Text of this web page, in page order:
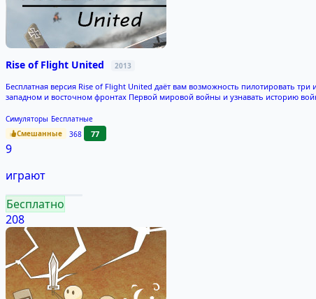
Rise of Flight United 2013
Бесплатная версия Rise of Flight United даёт вам возможность пилотировать
западном и восточном фронтах Первой мировой войны и узнавать историю
Симуляторы Бесплатные
Смешанные
368 77
9
играют
Бесплатно
208